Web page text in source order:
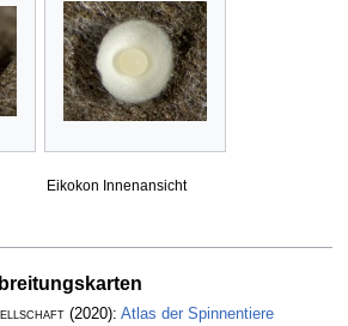
Eikokon Innenansicht
(2020): Atlas der Spinnentiere